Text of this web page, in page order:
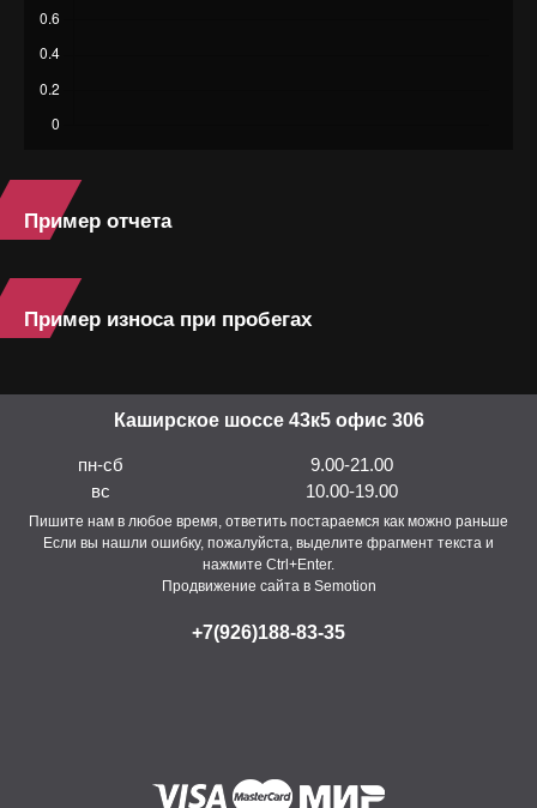
Пример отчета
Пример износа при пробегах
Каширское шоссе 43к5 офис 306
пн-сб
9.00-21.00
вс
10.00-19.00
Пишите нам в любое время, ответить постараемся как можно раньше
Если вы нашли ошибку, пожалуйста, выделите фрагмент текста и
нажмите Ctrl+Enter.
Продвижение сайта в Semotion
+7(926)188-83-35